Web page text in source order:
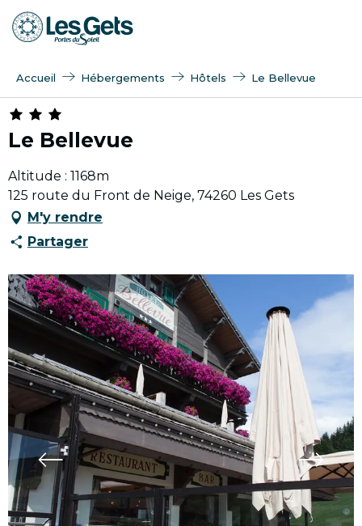
Aller
au
Accueil Hébergements Hôtels Le Bellevue
Le Bellevue
Altitude : 1168m
125 route du Front de Neige, 74260 Les Gets
M'y rendre
Partager